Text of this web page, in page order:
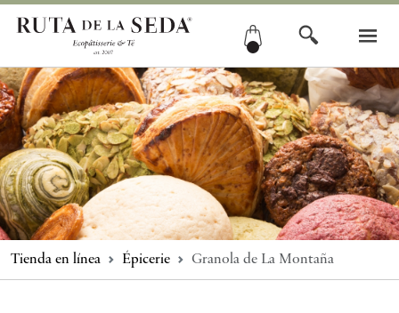
Tienda en línea Épicerie Granola de La Montaña